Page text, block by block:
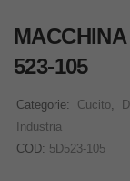
523-105
Categorie: Cucito
Industria
COD: 5D523-105